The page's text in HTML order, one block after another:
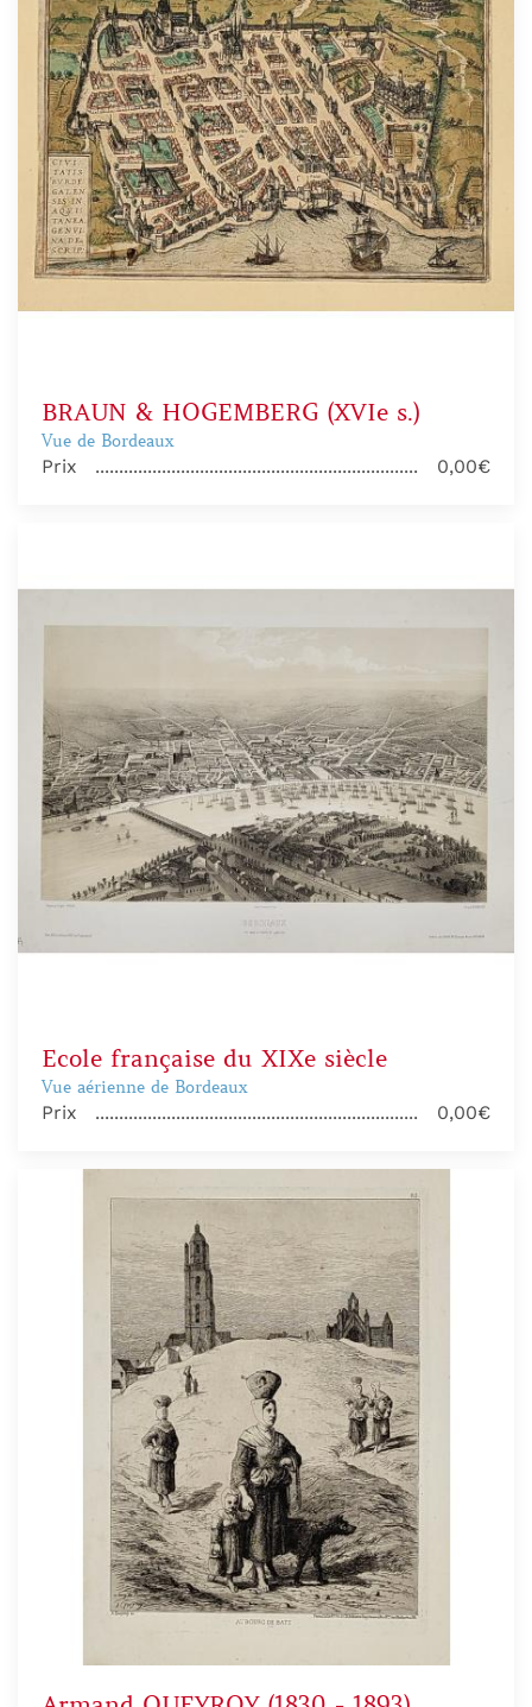
BRAUN & HOGEMBERG (XVIe s.)
Vue de Bordeaux
Prix 0,00€
Ecole française du XIXe siècle
Vue aérienne de Bordeaux
Prix 0,00€